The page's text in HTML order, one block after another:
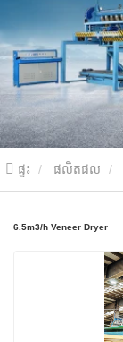
ផ្ទះ ផលិតផល
6.5m3/h Veneer Dryer